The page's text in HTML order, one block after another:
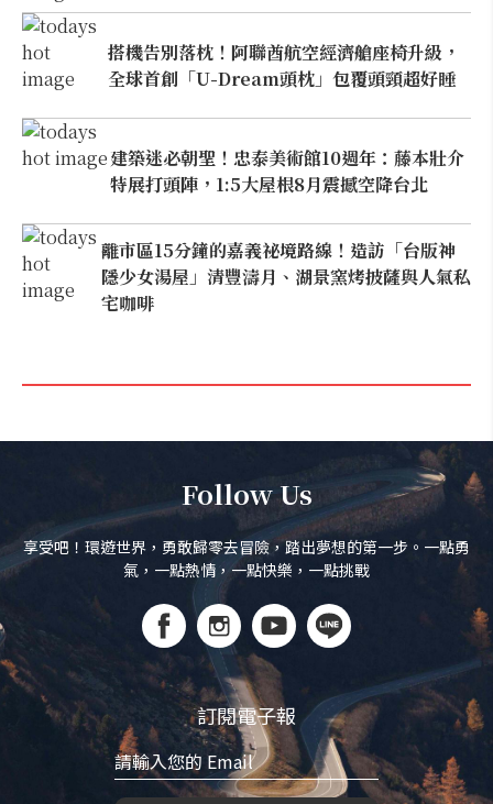
搭機告別落枕！阿聯酋航空經濟艙座椅升級，
全球首創「U-Dream頭枕」包覆頭頸超好睡
建築迷必朝聖！忠泰美術館10週年：藤本壯介
特展打頭陣，1:5大屋根8月震撼空降台北
離市區15分鐘的嘉義祕境路線！造訪「台版神
隱少女湯屋」清豐濤月、湖景窯烤披薩與人氣私
宅咖啡
Follow Us
享受吧！環遊世界，勇敢歸零去冒險，踏出夢想的第一步。一點勇
氣，一點熱情，一點快樂，一點挑戰
訂閱電子報